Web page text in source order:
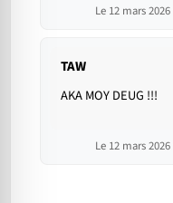
Le 12 mars
TAW
AKA MOY DEUG !!!
Le 12 mars